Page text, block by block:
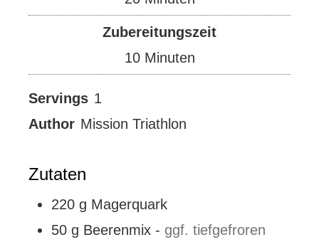
Zubereitungszeit
10Minuten
Minuten
Servings 1
Author Mission Triathlon
Zutaten
220 g Magerquark
50 g Beerenmix - ggf. tiefgefroren